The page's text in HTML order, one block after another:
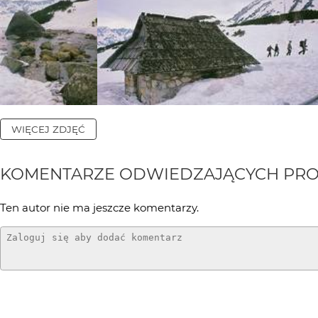
WIĘCEJ ZDJĘĆ
KOMENTARZE ODWIEDZAJĄCYCH
Ten autor nie ma jeszcze komentarzy.